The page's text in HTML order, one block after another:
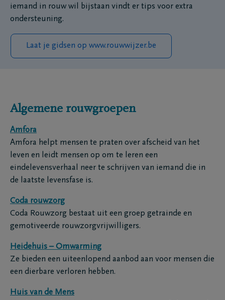
iemand in rouw wil bijstaan vindt er tips voor extra
ondersteuning.
Laat je gidsen op www.rouwwijzer.be
Algemene rouwgroepen
Amfora
Amfora helpt mensen te praten over afscheid van het
leven en leidt mensen op om te leren een
eindelevensverhaal neer te schrijven van iemand die in
de laatste levensfase is.
Coda rouwzorg
Coda Rouwzorg bestaat uit een groep getrainde en
gemotiveerde rouwzorgvrijwilligers.
Heidehuis – Omwarming
Ze bieden een uiteenlopend aanbod aan voor mensen die
een dierbare verloren hebben.
Huis van de Mens